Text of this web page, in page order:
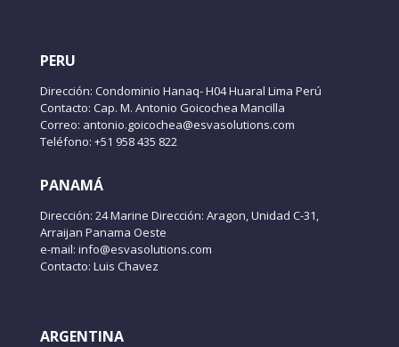
PERU
Dirección: Condominio Hanaq- H04 Huaral Lima Perú
Contacto: Cap. M. Antonio Goicochea Mancilla
Correo: antonio.goicochea@esvasolutions.com
Teléfono: +51 958 435 822
PANAMÁ
Dirección: 24 Marine Dirección: Aragon, Unidad C-31,
Arraijan Panama Oeste
e-mail: info@esvasolutions.com
Contacto: Luis Chavez
ARGENTINA